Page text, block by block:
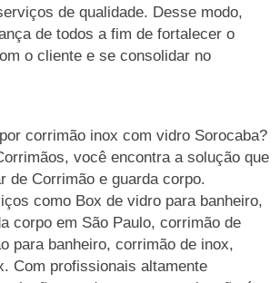
de qualidade. Desse modo,
de todos a fim de fortalecer o
o cliente e se consolidar no
corrimão inox com vidro Sorocaba?
você encontra a solução que
de Corrimão e guarda corpo.
como Box de vidro para banheiro,
corpo em São Paulo, corrimão de
para banheiro, corrimão de inox,
Com profissionais altamente